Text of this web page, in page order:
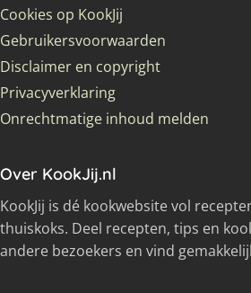
Cookies op KookJij
Gebruikersvoorwaarden
Disclaimer en copyright
Privacyverklaring
Onrechtmatige inhoud melden
Over KookJij.nl
KookJij is dé kookwebsite vol
thuiskoks. Deel recepten, tips en
andere bezoekers en vind